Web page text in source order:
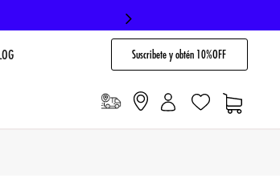
Suscribete y obtén 10%OFF